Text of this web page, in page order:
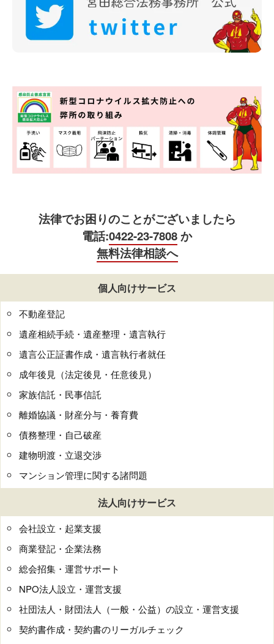
法律でお困りのことがございましたら
電話:0422-23-7808か
無料法律相談へ
個人向けサービス
不動産登記
遺産相続手続・遺産整理・遺言執行
遺言公正証書作成・遺言執行者就任
成年後見（法定後見・任意後見）
家族信託・民事信託
離婚協議・財産分与・養育費
債務整理・自己破産
建物明渡・立退交渉
マンション管理に関する諸問題
法人向けサービス
会社設立・起業支援
商業登記・企業法務
総会招集・運営サポート
NPO法人設立・運営支援
社団法人・財団法人（一般・公益）の設立・運営支援
契約書作成・契約書のリーガルチェック